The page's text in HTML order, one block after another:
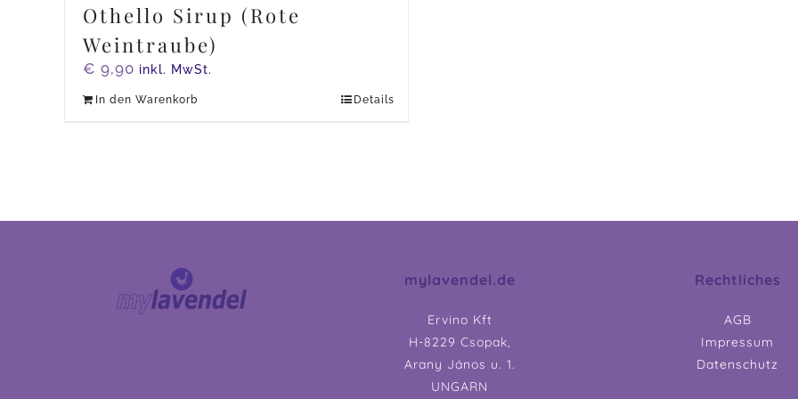
Othello Sirup (Rote
Weintraube)
€ 9,90 inkl. MwSt.
In den Warenkorb Details
mylavendel.de
Ervino Kft
H-8229 Csopak,
Arany János u. 1.
UNGARN
Rechtliches
AGB
Impressum
Datenschutz